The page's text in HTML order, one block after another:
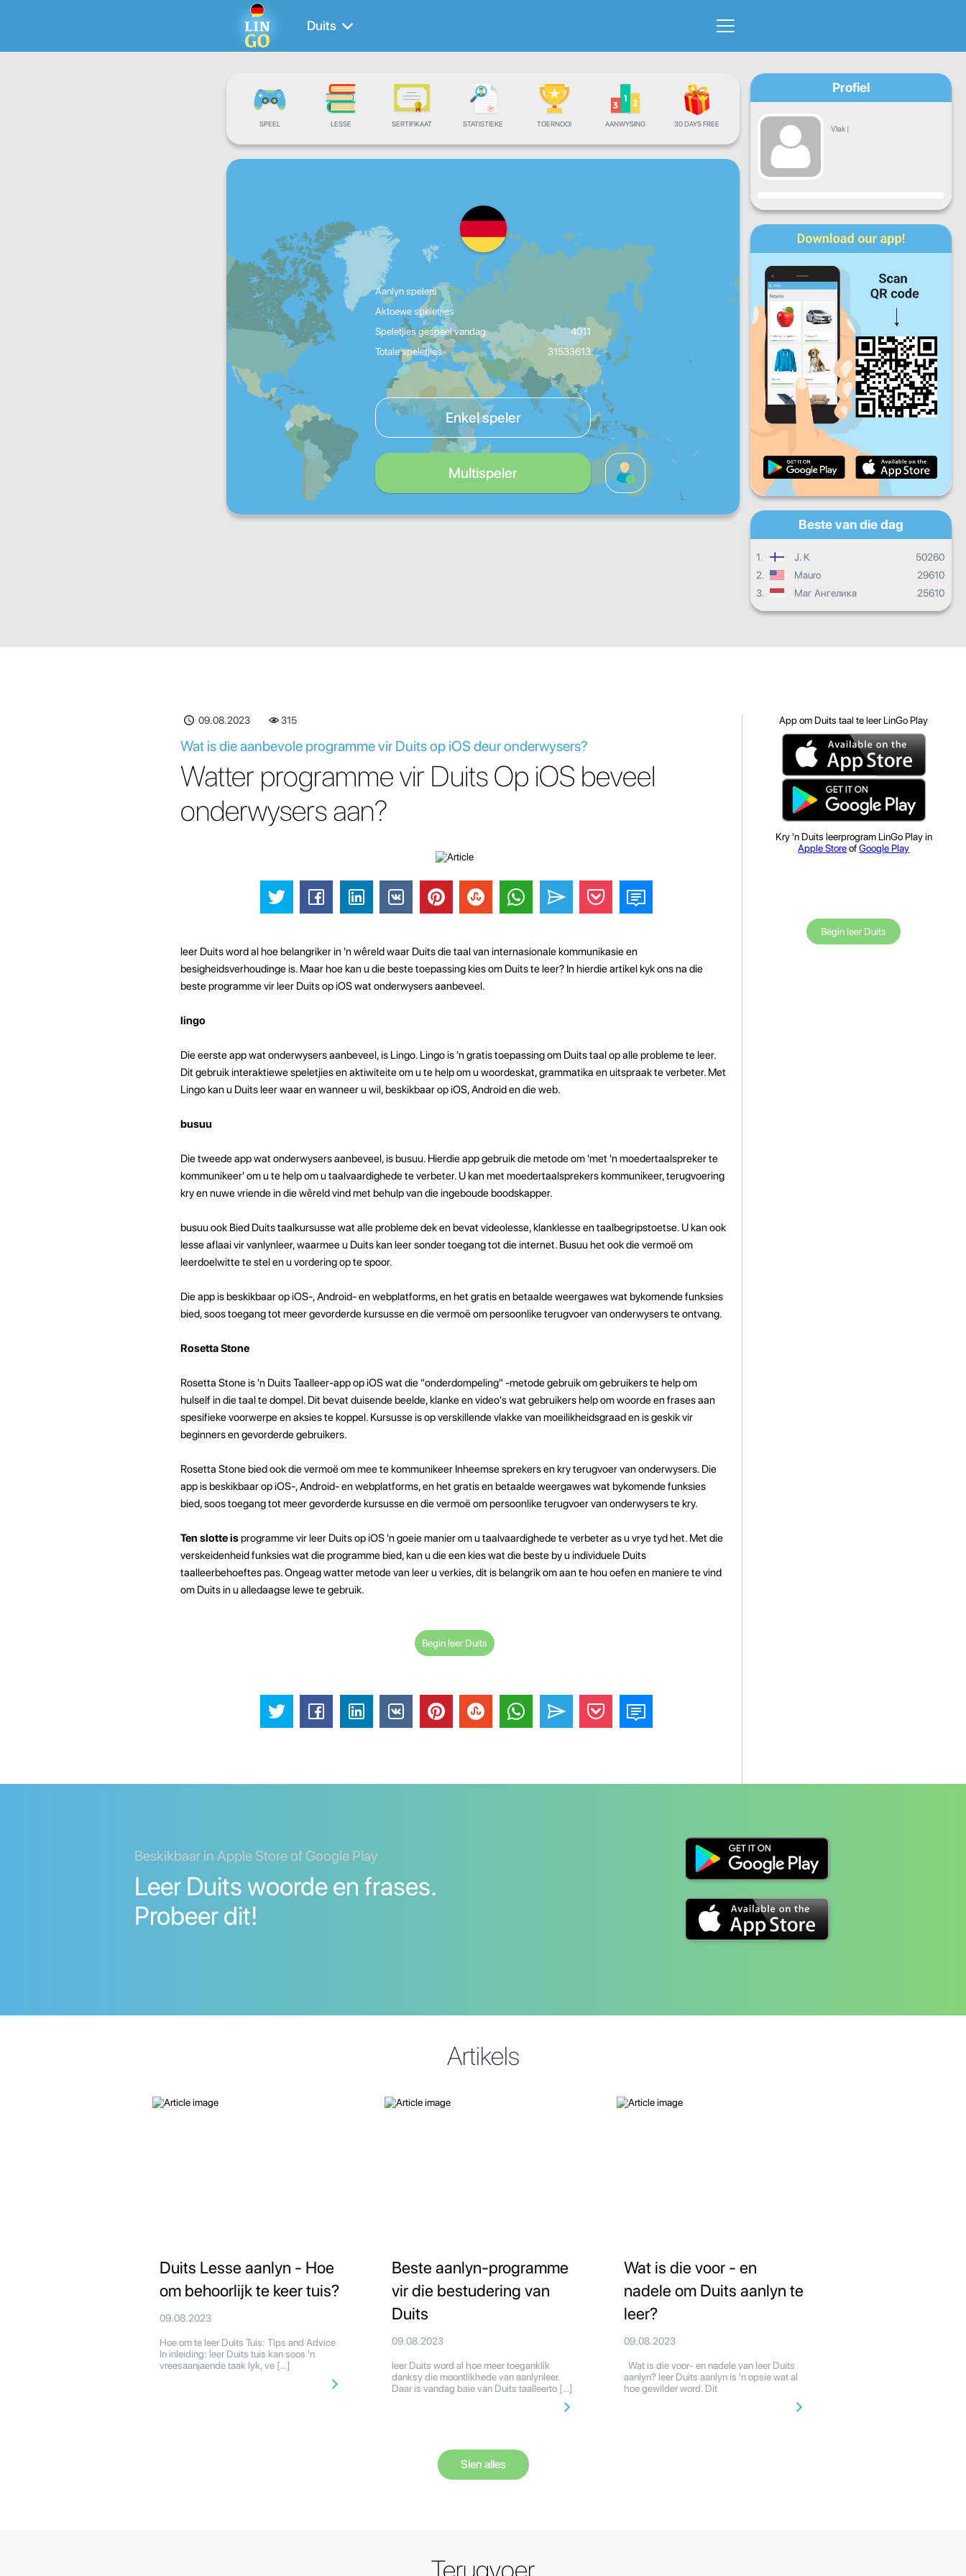
Duits
SPEEL LESSE SERTIFIKAAT STATISTIEKE TOERNOOI AANWYSING 30 DAYS FREE
Aanlyn spelers
Aktoewe speletjies
Speletjies gespeel vandag
4011
Totale speletjies
31533613
Enkel speler
Multispeler
Profiel
Vlak |
Vordering
Maan Woens Don
Sat Son
Daaglikse vordering
Maandelikse vordering
Algehele vordering
Beste van die dag
1. J. K
50260
2.
Mauro
29610
3.
Маг Ангелика 25610
09.08.2023 315
Wat is die aanbevole programme vir Duits op iOS deur onderwysers?
Watter programme vir Duits Op iOS beveel
onderwysers aan?
leer Duits word al hoe belangriker in 'n wêreld waar Duits die taal van internasionale kommunikasie en
besigheidsverhoudinge is. Maar hoe kan u die beste toepassing kies om Duits te leer? In hierdie artikel kyk ons ​​na die
beste programme vir leer Duits op iOS wat onderwysers aanbeveel.
lingo
Die eerste app wat onderwysers aanbeveel, is Lingo. Lingo is 'n gratis toepassing om Duits taal op alle probleme te leer.
Dit gebruik interaktiewe speletjies en aktiwiteite om u te help om u woordeskat, grammatika en uitspraak te verbeter. Met
Lingo kan u Duits leer waar en wanneer u wil, beskikbaar op iOS, Android en die web.
busuu
Die tweede app wat onderwysers aanbeveel, is busuu. Hierdie app gebruik die metode om 'met 'n moedertaalspreker te
kommunikeer' om u te help om u taalvaardighede te verbeter. U kan met moedertaalsprekers kommunikeer, terugvoering
kry en nuwe vriende in die wêreld vind met behulp van die ingeboude boodskapper.
busuu ook Bied Duits taalkursusse wat alle probleme dek en bevat videolesse, klanklesse en taalbegripstoetse. U kan ook
lesse aflaai vir vanlynleer, waarmee u Duits kan leer sonder toegang tot die internet. Busuu het ook die vermoë om
leerdoelwitte te stel en u vordering op te spoor.
Die app is beskikbaar op iOS-, Android- en webplatforms, en het gratis en betaalde weergawes wat bykomende funksies
bied, soos toegang tot meer gevorderde kursusse en die vermoë om persoonlike terugvoer van onderwysers te ontvang.
Rosetta Stone
Rosetta Stone is 'n Duits Taalleer-app op iOS wat die "onderdompeling" -metode gebruik om gebruikers te help om
hulself in die taal te dompel. Dit bevat duisende beelde, klanke en video's wat gebruikers help om woorde en frases aan
spesifieke voorwerpe en aksies te koppel. Kursusse is op verskillende vlakke van moeilikheidsgraad en is geskik vir
beginners en gevorderde gebruikers.
Rosetta Stone bied ook die vermoë om mee te kommunikeer Inheemse sprekers en kry terugvoer van onderwysers. Die
app is beskikbaar op iOS-, Android- en webplatforms, en het gratis en betaalde weergawes wat bykomende funksies
bied, soos toegang tot meer gevorderde kursusse en die vermoë om persoonlike terugvoer van onderwysers te kry.
Ten slotte isprogramme vir leer Duits op iOS 'n goeie manier om u taalvaardighede te verbeter as u vrye tyd het. Met die
verskeidenheid funksies wat die programme bied, kan u die een kies wat die beste by u individuele Duits
taalleerbehoeftes pas. Ongeag watter metode van leer u verkies, dit is belangrik om aan te hou oefen en maniere te vind
om Duits in u alledaagse lewe te gebruik.
Begin leer Duits
App om Duits taal te leer LinGo Play
Kry 'n Duits leerprogram LinGo Play in
Apple StoreofGoogle Play
Begin leer Duits
Beskikbaar in Apple Store of Google Play
Leer Duits woorde en frases.
Probeer dit!
Artikels
Duits Lesse aanlyn - Hoe
om behoorlijk te keer tuis?
09.08.2023
Hoe om te leer Duits Tuis: Tips and Advice
In inleiding: leer Duits tuis kan soos 'n
vreesaanjaende taak lyk, ve […]
Beste aanlyn-programme
vir die bestudering van
Duits
09.08.2023
leer Duits word al hoe meer toeganklik
danksy die moontlikhede van aanlynleer.
Daar is vandag baie van Duits taalleerto […]
Wat is die voor - en
nadele om Duits aanlyn te
leer?
09.08.2023
Wat is die voor- en nadele van leer Duits
aanlyn? leer Duits aanlyn is 'n opsie wat al
hoe gewilder word. Dit
Sien alles